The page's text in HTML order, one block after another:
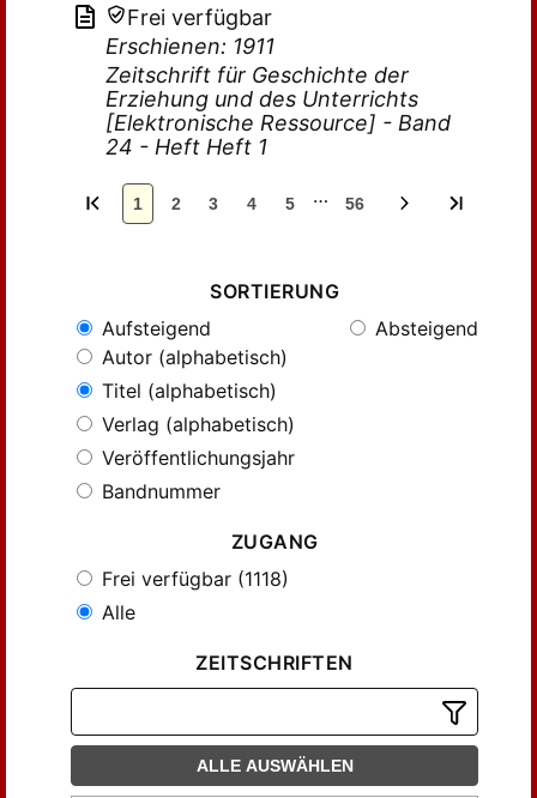
Frei verfügbar
Erschienen: 1911
Zeitschrift für Geschichte der
Erziehung und des Unterrichts
[Elektronische Ressource] - Band
24 - Heft Heft 1
1 2 3 4 5 … 56
SORTIERUNG
Aufsteigend
Absteigend
Autor (alphabetisch)
Titel (alphabetisch)
Verlag (alphabetisch)
Veröffentlichungsjahr
Bandnummer
ZUGANG
Frei verfügbar (1118)
Alle
ZEITSCHRIFTEN
ALLE AUSWÄHLEN